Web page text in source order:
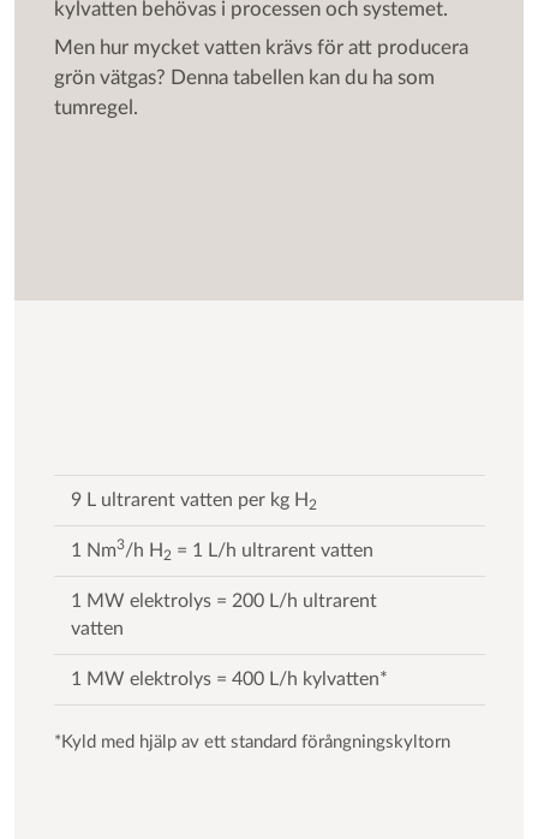
kylvatten behövas i processen och systemet.
Men hur mycket vatten krävs för att producera
grön vätgas? Denna tabellen kan du ha som
tumregel.
9 L ultrarent vatten per kg H 2
1 Nm3/h H 2 = 1 L/h ultrarent vatten
1 MW elektrolys = 200 L/h ultrarent
vatten
1 MW elektrolys = 400 L/h kylvatten*
*Kyld med hjälp av ett standard förångningskyltorn